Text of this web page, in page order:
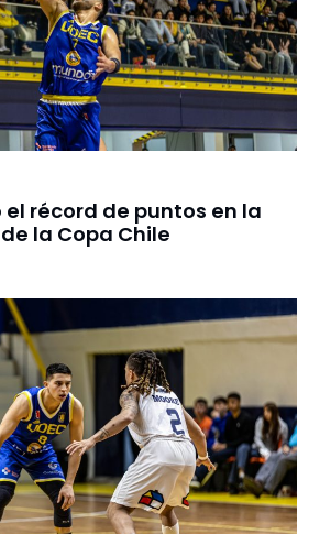
el récord de puntos en la
la Copa Chile